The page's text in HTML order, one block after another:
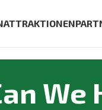
ATTRAKTIONEN
We